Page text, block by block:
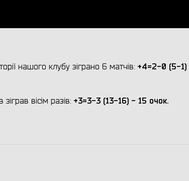
нашого клубу зіграно 6 матчів: +4=2-0 (5-1)
вісім разів: +3=3-3 (13-16) - 15 очок.